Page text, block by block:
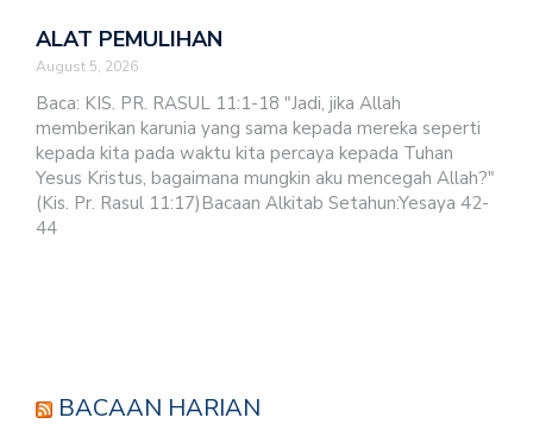
ALAT PEMULIHAN
August 5, 2026
Baca: KIS. PR. RASUL 11:1-18 "Jadi, jika Allah
memberikan karunia yang sama kepada mereka seperti
kepada kita pada waktu kita percaya kepada Tuhan
Yesus Kristus, bagaimana mungkin aku mencegah Allah?"
(Kis. Pr. Rasul 11:17)Bacaan Alkitab Setahun:Yesaya 42-
44
BACAAN HARIAN